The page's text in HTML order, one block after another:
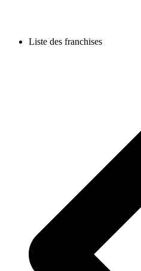
Liste des franchises